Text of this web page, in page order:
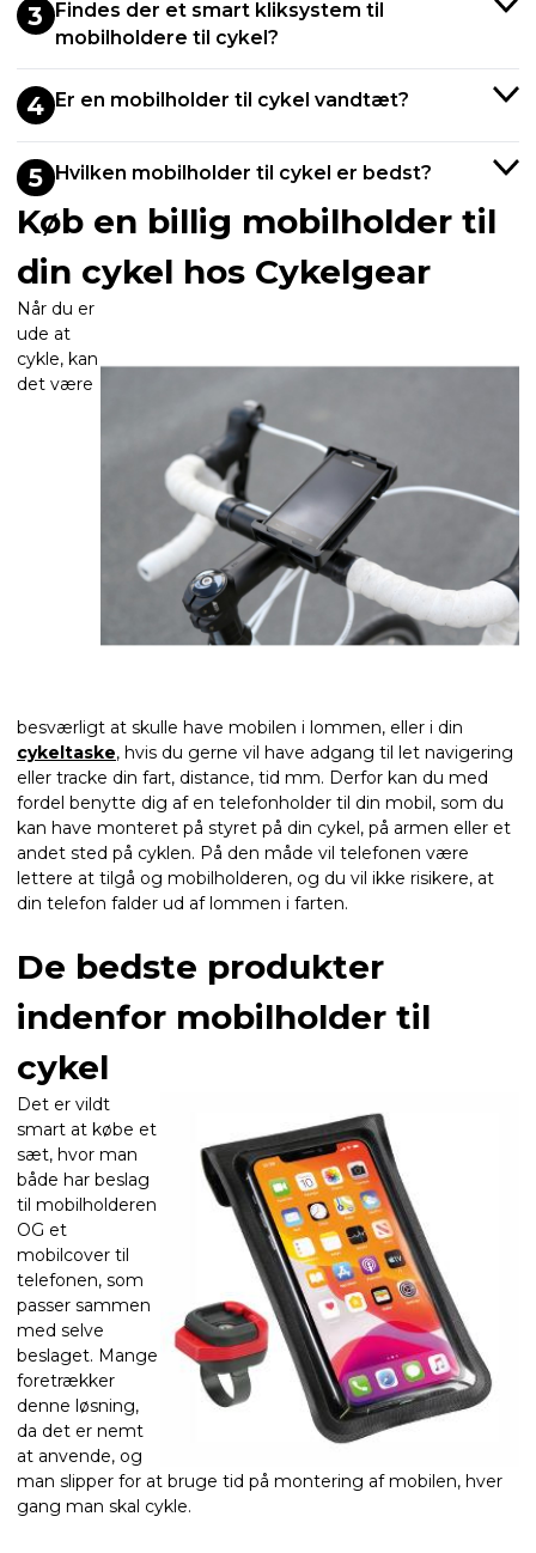
3 Findes der et smart kliksystem til
mobilholdere til cykel?
4 Er en mobilholder til cykel vandtæt?
5 Hvilken mobilholder til cykel er bedst?
Køb en billig mobilholder til
din cykel hos Cykelgear
Når du er
ude at
cykle, kan
det være
besværligt at skulle have mobilen i lommen, eller i din
cykeltaske, hvis du gerne vil have adgang til let navigering
eller tracke din fart, distance, tid mm. Derfor kan du med
fordel benytte dig af en telefonholder til din mobil, som du
kan have monteret på styret på din cykel, på armen eller et
andet sted på cyklen. På den måde vil telefonen være
lettere at tilgå og mobilholderen, og du vil ikke risikere, at
din telefon falder ud af lommen i farten.
De bedste produkter
indenfor mobilholder til
cykel
Det er vildt
smart at købe et
sæt, hvor man
både har beslag
til mobilholderen
OG et
mobilcover til
telefonen, som
passer sammen
med selve
beslaget. Mange
foretrækker
denne løsning,
da det er nemt
at anvende, og
man slipper for at bruge tid på montering af mobilen, hver
gang man skal cykle.